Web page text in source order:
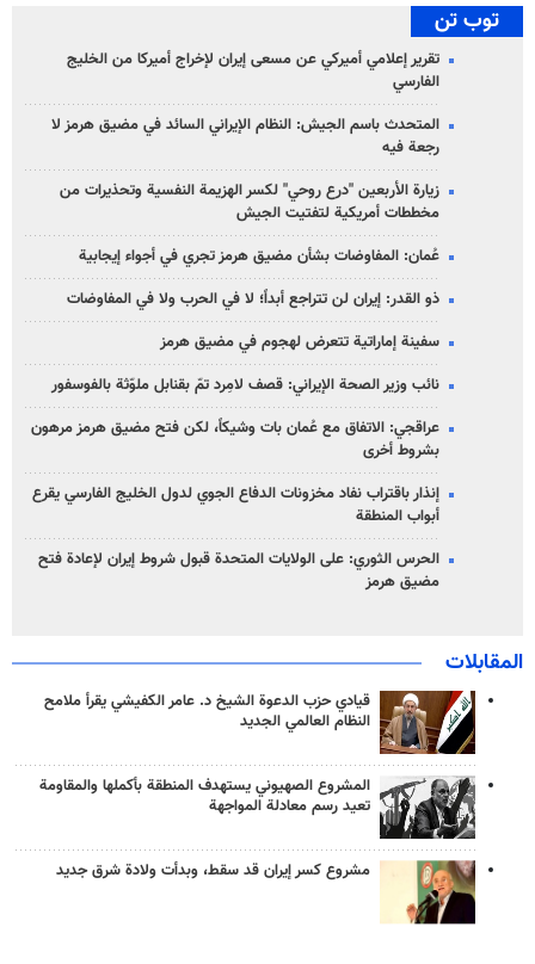
توب تن
تقرير إعلامي أميركي عن مسعى إيران لإخراج أميركا من الخليج
الفارسي
المتحدث باسم الجيش: النظام الإيراني السائد في مضيق هرمز لا
رجعة فيه
زيارة الأربعين "درع روحي" لكسر الهزيمة النفسية وتحذيرات من
مخططات أمريكية لتفتيت الجيش
عُمان: المفاوضات بشأن مضيق هرمز تجري في أجواء إيجابية
ذو القدر: إيران لن تتراجع أبداً؛ لا في الحرب ولا في المفاوضات
سفينة إماراتية تتعرض لهجوم في مضيق هرمز
نائب وزير الصحة الإيراني: قصف لامِرد تمّ بقنابل ملوّثة بالفوسفور
عراقجي: الاتفاق مع عُمان بات وشيكاً، لكن فتح مضيق هرمز مرهون
بشروط أخرى
إنذار باقتراب نفاد مخزونات الدفاع الجوي لدول الخليج الفارسي يقرع
أبواب المنطقة
الحرس الثوري: على الولايات المتحدة قبول شروط إيران لإعادة فتح
مضيق هرمز
المقابلات
قيادي حزب الدعوة الشيخ د. عامر الكفيشي يقرأ ملامح
النظام العالمي الجديد
المشروع الصهيوني يستهدف المنطقة بأكملها والمقاومة
تعيد رسم معادلة المواجهة
مشروع كسر إيران قد سقط، وبدأت ولادة شرق جديد